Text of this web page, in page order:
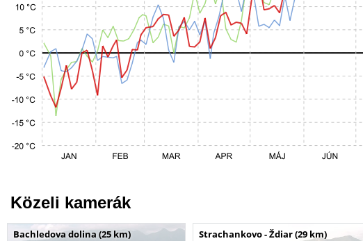
Közeli kamerák
Bachledova dolina (25 km) Strachankovo - Ždiar (29 km)